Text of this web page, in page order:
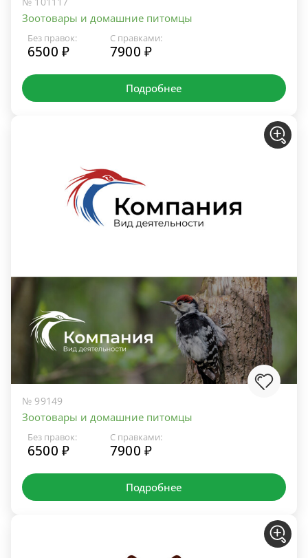
Зоотовары и домашние питомцы
Без правок:
6500 ₽
С правками:
7900 ₽
Подробнее
№ 99149
Зоотовары и домашние питомцы
Без правок:
6500 ₽
С правками:
7900 ₽
Подробнее